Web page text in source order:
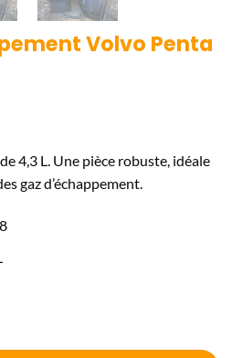
Volvo Penta
4,3 L. Une pièce robuste, idéale
gaz d’échappement.
Volvo Penta V6 et V8